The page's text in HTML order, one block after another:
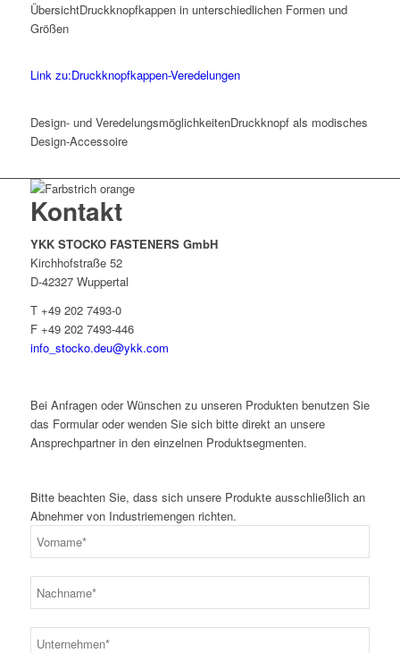
ÜbersichtDruckknopfkappen in unterschiedlichen Formen und
Größen
Link zu:Druckknopfkappen-Veredelungen
Design- und Veredelungs­möglichkeitenDruckknopf als modisches
Design-Accessoire
Kontakt
YKK STOCKO FASTENERS GmbH
Kirchhofstraße 52
D-42327 Wuppertal
T +49 202 7493-0
F +49 202 7493-446
info_stocko.deu@ykk.com
Bei Anfragen oder Wünschen zu unseren Produkten benutzen Sie
das Formular oder wenden Sie sich bitte direkt an unsere
Ansprechpartner in den einzelnen Produktsegmenten.
Bitte beachten Sie, dass sich unsere Produkte ausschließlich an
Abnehmer von Industriemengen richten.